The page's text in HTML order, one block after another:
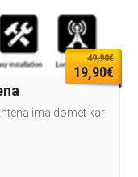
49,90€
19,90€
ima domet kar